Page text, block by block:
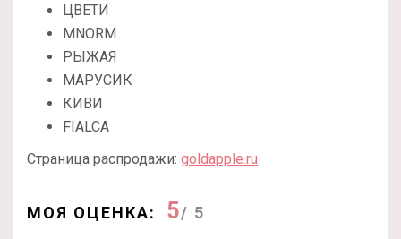
ЦВЕТИ
MNORM
РЫЖАЯ
МАРУСИК
КИВИ
FIALCA
Страница распродажи: goldapple.ru
МОЯ ОЦЕНКА: 5/ 5